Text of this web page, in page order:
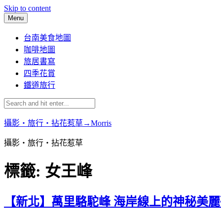
Skip to content
Menu
台南美食地圖
咖啡地圖
旅居書寫
四季花賞
鐵道旅行
攝影‧旅行‧拈花惹草→Morris
攝影‧旅行‧拈花惹草
標籤: 女王峰
【新北】萬里駱駝峰 海岸線上的神秘美